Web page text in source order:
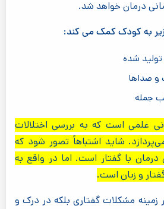
درمان خواهد شد.
زیر به کودک کمک می کند:
شده
و صداها
جمله
علمی است که به بررسی اختلالات
شاید اشتباهاً تصور شود که
درمان با گفتار است. اما در واقع به
و زبان است.
زمینه مشکلات گفتاری بلکه در درک و